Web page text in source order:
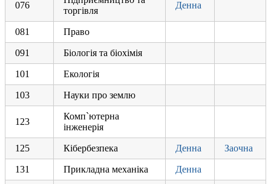
076
торгівля
Денна
081 Право
091 Біологія та біохімія
101 Екологія
103 Науки про землю
123
Комп`ютерна
інженерія
125 Кібербезпека Денна Заочна
131 Прикладна механіка Денна